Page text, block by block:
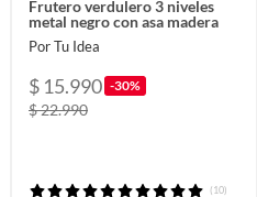
Frutero verdulero 3 niveles
metal negro con asa madera
Por Tu Idea
$ 15.990 -30%
$ 22.990
(10)